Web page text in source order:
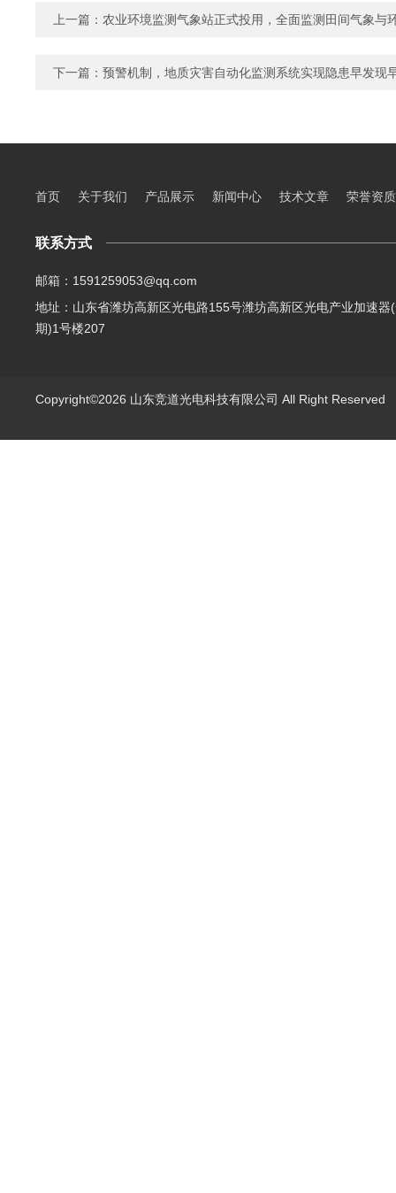
上一篇： 农业环境监测气象站正式投用，全面监测田间气象与
下一篇： 预警机制，地质灾害自动化监测系统实现隐患早发现
首页 关于我们 产品展示 新闻中心 技术文章 荣誉资质
联系方式
邮箱：1591259053@qq.com
地址：山东省潍坊高新区光电路155号潍坊高新区光电产业加速器
期)1号楼207
Copyright©2026 山东竞道光电科技有限公司 All Right